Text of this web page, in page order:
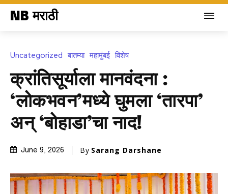
NB मराठी
Uncategorized बातम्या महामुंबई विशेष
क्रांतिसूर्याला मानवंदना :
‘लोकभवन’मध्ये घुमला ‘तारपा’
अन् ‘बोहाडा’चा नाद!
June 9, 2026 By Sarang Darshane